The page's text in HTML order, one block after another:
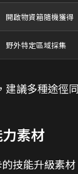
開啟物資箱隨機獲得
野外特定區域採集
建議多種途徑
素材
技能升級素